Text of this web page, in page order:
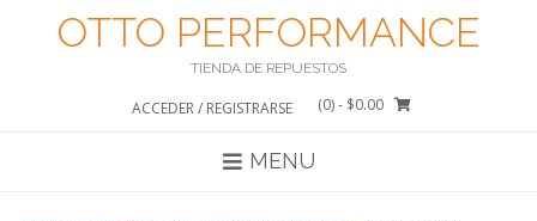
OTTO PERFORMANCE
TIENDA DE REPUESTOS
ACCEDER / REGISTRARSE (0)- $0.00
MENU